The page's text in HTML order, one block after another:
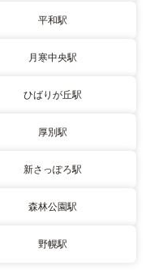
平和駅
月寒中央駅
ひばりが丘駅
厚別駅
新さっぽろ駅
森林公園駅
野幌駅